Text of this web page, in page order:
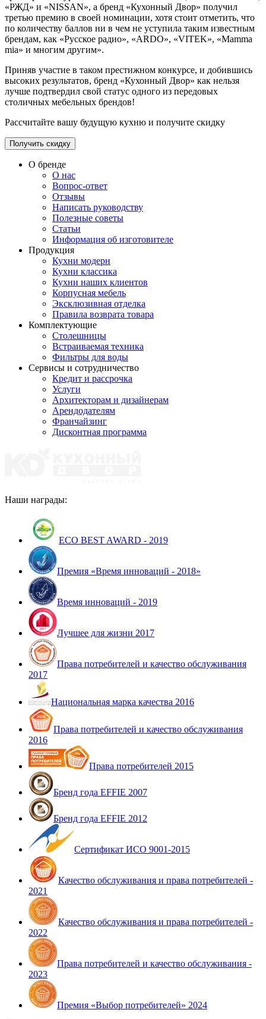
«РЖД» и «NISSAN», а бренд «Кухонный Двор» получил
третью премию в своей номинации, хотя стоит отметить, что
по количеству баллов ни в чем не уступила таким известным
брендам, как «Русское радио», «ARDO», «VITEK», «Mamma
mia» и многим другим».
Приняв участие в таком престижном конкурсе, и добившись
высоких результатов, бренд «Кухонный Двор» как нельзя
лучше подтвердил свой статус одного из передовых
столичных мебельных брендов!
Рассчитайте вашу будущую кухню и получите скидку
Получить скидку
О бренде
О нас
Вопрос-ответ
Отзывы
Написать руководству
Полезные советы
Статьи
Информация об изготовителе
Продукция
Кухни модерн
Кухни классика
Кухни наших клиентов
Корпусная мебель
Эксклюзивная отделка
Правила возврата товара
Комплектующие
Столешницы
Встраиваемая техника
Фильтры для воды
Сервисы и сотрудничество
Кредит и рассрочка
Услуги
Архитекторам и дизайнерам
Арендодателям
Франчайзинг
Дисконтная программа
Наши награды:
ECO BEST AWARD - 2019
Премия «Время инноваций - 2018»
Время инноваций - 2019
Лучшее для жизни 2017
Права потребителей и качество обслуживания
2017
Национальная марка качества 2016
Права потребителей и качество обслуживания
2016
Права потребителей 2015
Бренд года EFFIE 2007
Бренд года EFFIE 2012
Сертификат ИСО 9001-2015
Качество обслуживания и права потребителей -
2021
Качество обслуживания и права потребителей -
2022
Права потребителей и качество обслуживания -
2023
Премия «Выбор потребителей» 2024